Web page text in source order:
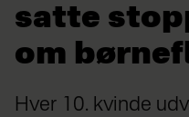
satte
om
Hver 10. kvinde